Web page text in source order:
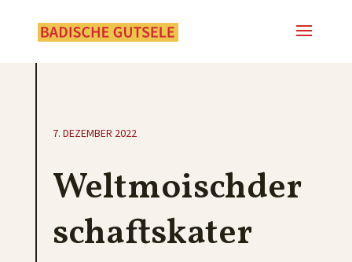
7. DEZEMBER 2022
Weltmoischder
schaftskater